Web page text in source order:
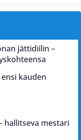
jättidiilin –
kauden
hallitseva mestari